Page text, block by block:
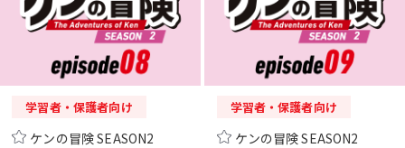
学習者・保護者向け
ケンの冒険 SEASON2
学習者・保護者向け
ケンの冒険 SEASON2